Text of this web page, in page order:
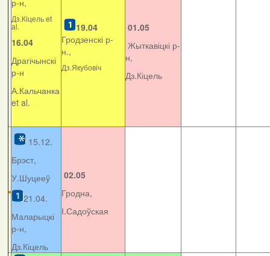
р-н,
Дз.Кіцель et
al.
16.04
Драгічынскі
р-н
А.Кальчанка
et al.
19.04
Гродзенскі р-
н.,
Дз.Якубовіч
01.05
Жыткавіцкі р-
н,
Дз.Кіцель
15.12.
Брэст,
У.Шуцееў
21.04.
Маларыцкі
р-н,
Дз.Кіцель
02.05
Гродна,
І.Садоўская